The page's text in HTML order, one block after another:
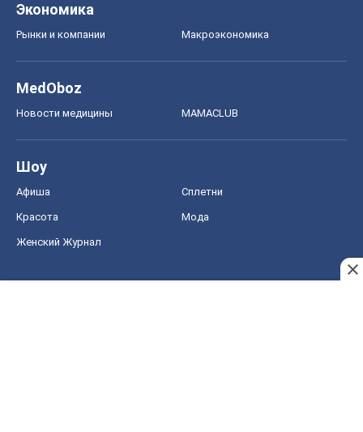
Экономика
Рынки и компании Mакроэкономика
MedOboz
Новости медицины MAMACLUB
Шоу
Афиша Сплетни
Красота Мода
Женский Журнал